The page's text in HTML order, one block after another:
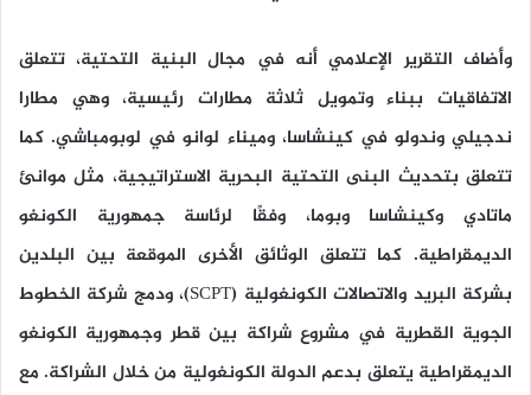
وأضاف التقرير الإعلامي أنه في مجال البنية التحتية، تتعلق
الاتفاقيات ببناء وتمويل ثلاثة مطارات رئيسية، وهي مطارا
ندجيلي وندولو في كينشاسا، وميناء لوانو في لوبومباشي. كما
تتعلق بتحديث البنى التحتية البحرية الاستراتيجية، مثل موانئ
ماتادي وكينشاسا وبوما، وفقًا لرئاسة جمهورية الكونغو
الديمقراطية. كما تتعلق الوثائق الأخرى الموقعة بين البلدين
بشركة البريد والاتصالات الكونغولية (SCPT)، ودمج شركة الخطوط
الجوية القطرية في مشروع شراكة بين قطر وجمهورية الكونغو
الديمقراطية يتعلق بدعم الدولة الكونغولية من خلال الشراكة. مع